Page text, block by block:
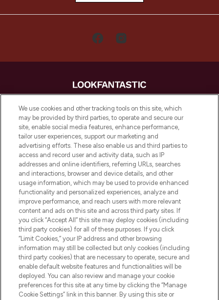
LOOKFANTASTIC is de ultieme online
beautybestemming van Europa, met de
beste huidverzorging, haarproducten en
make-up van meer dan 200 topmerken.
Shop online of via de app, met gratis
verzending vanaf €40.
Cookie-toestemming
Do Not Sell or Share My Personal
Information
HELP & INFORMATIE
BEDRIJFSINFORMATIE
OVER LOOKFANTASTIC
We use cookies and other tracking tools on this site, which
may be provided by third parties, to operate and secure our
site, enable social media features, enhance performance,
tailor user experiences, support our marketing and
advertising efforts. These also enable us and third parties to
access and record user and activity data, such as IP
addresses and online identifiers, referring URLs, searches
and interactions, browser and device details, and other
usage information, which may be used to provide enhanced
functionality and personalized experiences, analyze and
improve performance, and reach users with more relevant
content and ads on this site and across third party sites. If
you click “Accept All” this site may deploy cookies (including
third party cookies) for all of these purposes. If you click
“Limit Cookies,” your IP address and other browsing
information may still be collected but only cookies (including
third party cookies) that are necessary to operate, secure and
enable default website features and functionalities will be
deployed. You can also review and manage your cookie
preferences for this site at any time by clicking the “Manage
Cookie Settings” link in this banner. By using this site or